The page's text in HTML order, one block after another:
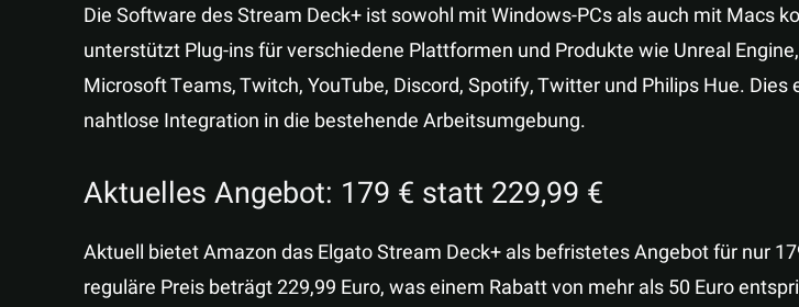
Die Software des Stream Deck+ ist sowohl mit Windows-PCs als auch mit Macs
unterstützt Plug-ins für verschiedene Plattformen und Produkte wie Unreal
Microsoft Teams, Twitch, YouTube, Discord, Spotify, Twitter und Philips Hue. Dies
nahtlose Integration in die bestehende Arbeitsumgebung.
Aktuelles Angebot: 179 € statt 229,99 €
Aktuell bietet Amazon das Elgato Stream Deck+ als befristetes Angebot für nur
reguläre Preis beträgt 229,99 Euro, was einem Rabatt von mehr als 50 Euro